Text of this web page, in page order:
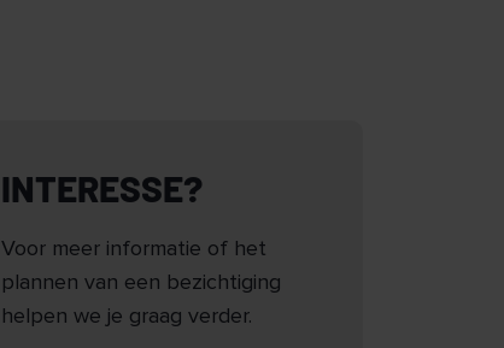
INTERESSE?
Voor meer informatie of het
plannen van een bezichtiging
helpen we je graag verder.